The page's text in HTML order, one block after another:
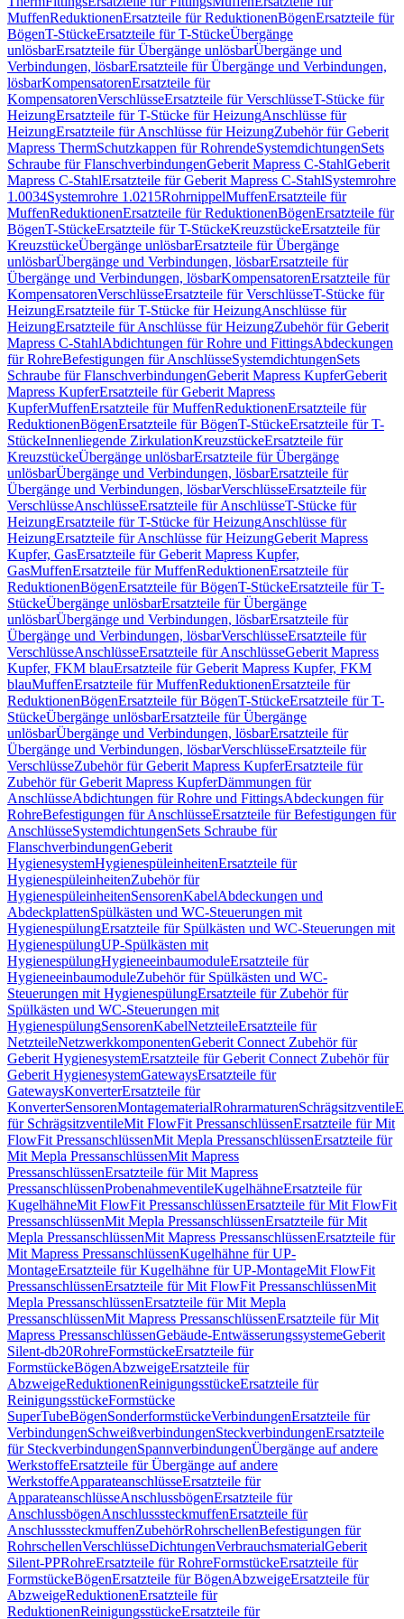
MuffenReduktionenErsatzteile für ReduktionenBögenErsatzteile für
BögenT-StückeErsatzteile für T-StückeÜbergänge
unlösbarErsatzteile für Übergänge unlösbarÜbergänge und
Verbindungen, lösbarErsatzteile für Übergänge und Verbindungen,
lösbarKompensatorenErsatzteile für
KompensatorenVerschlüsseErsatzteile für VerschlüsseT-Stücke für
HeizungErsatzteile für T-Stücke für HeizungAnschlüsse für
HeizungErsatzteile für Anschlüsse für HeizungZubehör für Geberit
Mapress ThermSchutzkappen für RohrendeSystemdichtungenSets
Schraube für FlanschverbindungenGeberit Mapress C-StahlGeberit
Mapress C-StahlErsatzteile für Geberit Mapress C-StahlSystemrohre
1.0034Systemrohre 1.0215RohrnippelMuffenErsatzteile für
MuffenReduktionenErsatzteile für ReduktionenBögenErsatzteile für
BögenT-StückeErsatzteile für T-StückeKreuzstückeErsatzteile für
KreuzstückeÜbergänge unlösbarErsatzteile für Übergänge
unlösbarÜbergänge und Verbindungen, lösbarErsatzteile für
Übergänge und Verbindungen, lösbarKompensatorenErsatzteile für
KompensatorenVerschlüsseErsatzteile für VerschlüsseT-Stücke für
HeizungErsatzteile für T-Stücke für HeizungAnschlüsse für
HeizungErsatzteile für Anschlüsse für HeizungZubehör für Geberit
Mapress C-StahlAbdichtungen für Rohre und FittingsAbdeckungen
für RohreBefestigungen für AnschlüsseSystemdichtungenSets
Schraube für FlanschverbindungenGeberit Mapress KupferGeberit
Mapress KupferErsatzteile für Geberit Mapress
KupferMuffenErsatzteile für MuffenReduktionenErsatzteile für
ReduktionenBögenErsatzteile für BögenT-StückeErsatzteile für T-
StückeInnenliegende ZirkulationKreuzstückeErsatzteile für
KreuzstückeÜbergänge unlösbarErsatzteile für Übergänge
unlösbarÜbergänge und Verbindungen, lösbarErsatzteile für
Übergänge und Verbindungen, lösbarVerschlüsseErsatzteile für
VerschlüsseAnschlüsseErsatzteile für AnschlüsseT-Stücke für
HeizungErsatzteile für T-Stücke für HeizungAnschlüsse für
HeizungErsatzteile für Anschlüsse für HeizungGeberit Mapress
Kupfer, GasErsatzteile für Geberit Mapress Kupfer,
GasMuffenErsatzteile für MuffenReduktionenErsatzteile für
ReduktionenBögenErsatzteile für BögenT-StückeErsatzteile für T-
StückeÜbergänge unlösbarErsatzteile für Übergänge
unlösbarÜbergänge und Verbindungen, lösbarErsatzteile für
Übergänge und Verbindungen, lösbarVerschlüsseErsatzteile für
VerschlüsseAnschlüsseErsatzteile für AnschlüsseGeberit Mapress
Kupfer, FKM blauErsatzteile für Geberit Mapress Kupfer, FKM
blauMuffenErsatzteile für MuffenReduktionenErsatzteile für
ReduktionenBögenErsatzteile für BögenT-StückeErsatzteile für T-
StückeÜbergänge unlösbarErsatzteile für Übergänge
unlösbarÜbergänge und Verbindungen, lösbarErsatzteile für
Übergänge und Verbindungen, lösbarVerschlüsseErsatzteile für
VerschlüsseZubehör für Geberit Mapress KupferErsatzteile für
Zubehör für Geberit Mapress KupferDämmungen für
AnschlüsseAbdichtungen für Rohre und FittingsAbdeckungen für
RohreBefestigungen für AnschlüsseErsatzteile für Befestigungen für
AnschlüsseSystemdichtungenSets Schraube für
FlanschverbindungenGeberit
HygienesystemHygienespüleinheitenErsatzteile für
HygienespüleinheitenZubehör für
HygienespüleinheitenSensorenKabelAbdeckungen und
AbdeckplattenSpülkästen und WC-Steuerungen mit
HygienespülungErsatzteile für Spülkästen und WC-Steuerungen mit
HygienespülungUP-Spülkästen mit
HygienespülungHygieneeinbaumoduleErsatzteile für
HygieneeinbaumoduleZubehör für Spülkästen und WC-
Steuerungen mit HygienespülungErsatzteile für Zubehör für
Spülkästen und WC-Steuerungen mit
HygienespülungSensorenKabelNetzteileErsatzteile für
NetzteileNetzwerkkomponentenGeberit Connect Zubehör für
Geberit HygienesystemErsatzteile für Geberit Connect Zubehör für
Geberit HygienesystemGatewaysErsatzteile für
GatewaysKonverterErsatzteile für
KonverterSensorenMontagematerialRohrarmaturenSchrägsitzventile
für SchrägsitzventileMit FlowFit PressanschlüssenErsatzteile für Mit
FlowFit PressanschlüssenMit Mepla PressanschlüssenErsatzteile für
Mit Mepla PressanschlüssenMit Mapress
PressanschlüssenErsatzteile für Mit Mapress
PressanschlüssenProbenahmeventileKugelhähneErsatzteile für
KugelhähneMit FlowFit PressanschlüssenErsatzteile für Mit FlowFit
PressanschlüssenMit Mepla PressanschlüssenErsatzteile für Mit
Mepla PressanschlüssenMit Mapress PressanschlüssenErsatzteile für
Mit Mapress PressanschlüssenKugelhähne für UP-
MontageErsatzteile für Kugelhähne für UP-MontageMit FlowFit
PressanschlüssenErsatzteile für Mit FlowFit PressanschlüssenMit
Mepla PressanschlüssenErsatzteile für Mit Mepla
PressanschlüssenMit Mapress PressanschlüssenErsatzteile für Mit
Mapress PressanschlüssenGebäude-EntwässerungssystemeGeberit
Silent-db20RohreFormstückeErsatzteile für
FormstückeBögenAbzweigeErsatzteile für
AbzweigeReduktionenReinigungsstückeErsatzteile für
ReinigungsstückeFormstücke
SuperTubeBögenSonderformstückeVerbindungenErsatzteile für
VerbindungenSchweißverbindungenSteckverbindungenErsatzteile
für SteckverbindungenSpannverbindungenÜbergänge auf andere
WerkstoffeErsatzteile für Übergänge auf andere
WerkstoffeApparateanschlüsseErsatzteile für
ApparateanschlüsseAnschlussbögenErsatzteile für
AnschlussbögenAnschlusssteckmuffenErsatzteile für
AnschlusssteckmuffenZubehörRohrschellenBefestigungen für
RohrschellenVerschlüsseDichtungenVerbrauchsmaterialGeberit
Silent-PPRohreErsatzteile für RohreFormstückeErsatzteile für
FormstückeBögenErsatzteile für BögenAbzweigeErsatzteile für
AbzweigeReduktionenErsatzteile für
ReduktionenReinigungsstückeErsatzteile für